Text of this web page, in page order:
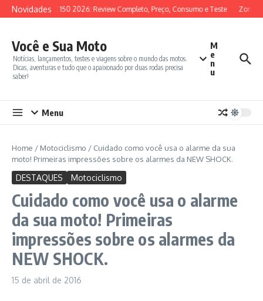
Ir para o conteúdo
Novidades
SYM ADX 150 2026: Review Completo, Preço, Consumo e Teste Zontes
Você e Sua Moto
Notícias, lançamentos, testes e viagens sobre o mundo das motos.
Dicas, aventuras e tudo que o apaixonado por duas rodas precisa
saber!
M
e
n
u
Menu
Home / Motociclismo / Cuidado como você usa o alarme da sua
moto! Primeiras impressões sobre os alarmes da NEW SHOCK.
DESTAQUES Motociclismo
Cuidado como você usa o alarme
da sua moto! Primeiras
impressões sobre os alarmes da
NEW SHOCK.
15 de abril de 2016